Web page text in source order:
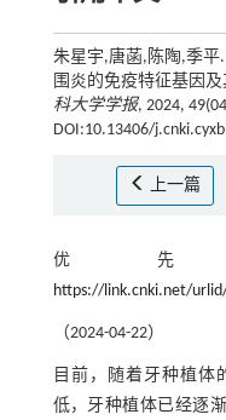
朱星宇,唐菡,陈陶,季平
围炎的免疫特征基因
科大学学报, 2024,
DOI:10.13406/
上一篇
优
https://link.cnki.net/
（2024-04-22）
目前，随着牙种植体
低，牙种植体已经逐